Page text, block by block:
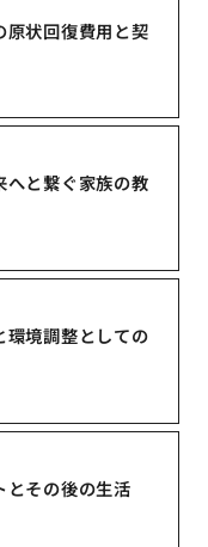
原状回復費用と契
へと繋ぐ家族の教
環境調整としての
とその後の生活